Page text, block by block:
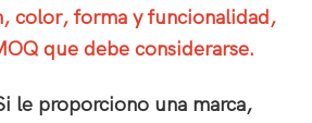
color, forma y funcionalidad,
que debe considerarse.
le proporciono una marca,